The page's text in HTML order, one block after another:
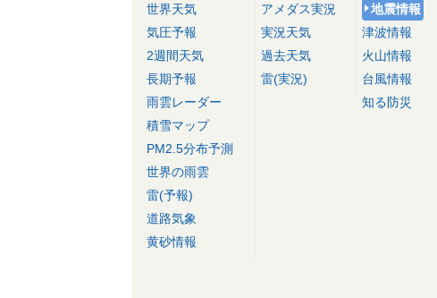
世界天気
気圧予報
2週間天気
長期予報
雨雲レーダー
積雪マップ
PM2.5分布予測
世界の雨雲
雷(予報)
道路気象
黄砂情報
アメダス実況
実況天気
過去天気
雷(実況)
地震情報
津波情報
火山情報
台風情報
知る防災